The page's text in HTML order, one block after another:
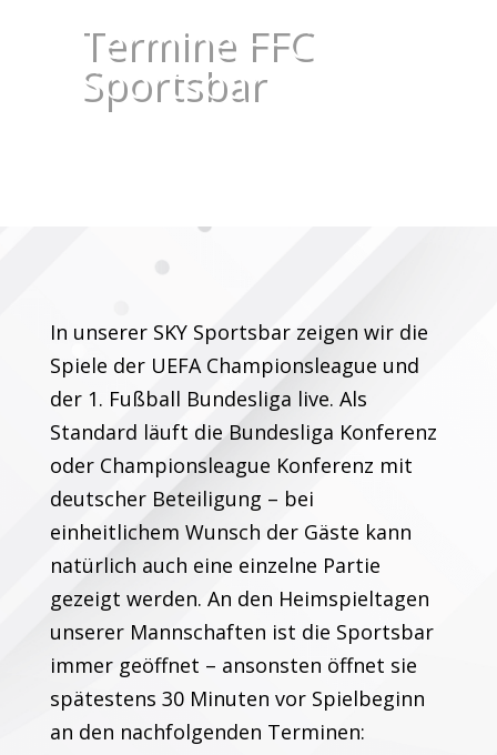
Termine FFC
Sportsbar
In unserer SKY Sportsbar zeigen wir die
Spiele der UEFA Championsleague und
der 1. Fußball Bundesliga live. Als
Standard läuft die Bundesliga Konferenz
oder Championsleague Konferenz mit
deutscher Beteiligung – bei
einheitlichem Wunsch der Gäste kann
natürlich auch eine einzelne Partie
gezeigt werden. An den Heimspieltagen
unserer Mannschaften ist die Sportsbar
immer geöffnet – ansonsten öffnet sie
spätestens 30 Minuten vor Spielbeginn
an den nachfolgenden Terminen: